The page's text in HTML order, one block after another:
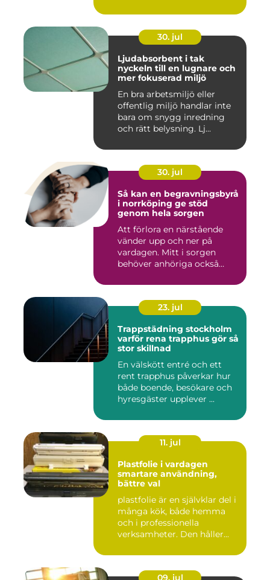
30. jul
Ljudabsorbent i tak
nyckeln till en lugnare och
mer fokuserad miljö
En bra arbetsmiljö eller
offentlig miljö handlar inte
bara om snygg inredning
och rätt belysning. Lj...
30. jul
Så kan en begravningsbyrå
i norrköping ge stöd
genom hela sorgen
Att förlora en närstående
vänder upp och ner på
vardagen. Mitt i sorgen
behöver anhöriga också
23. jul
Trappstädning stockholm
varför rena trapphus gör så
stor skillnad
En välskött entré och ett
rent trapphus påverkar hur
både boende, besökare och
hyresgäster upplever ...
11. jul
Plastfolie i vardagen
smartare användning,
bättre val
plastfolie är en självklar del i
många kök, både hemma
och i professionella
verksamheter. Den håller...
09. jul